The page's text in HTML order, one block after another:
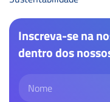
Inscreva-se na
dentro dos